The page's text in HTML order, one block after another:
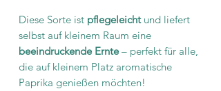
Diese Sorte ist pflegeleicht und liefert
selbst auf kleinem Raum eine
beeindruckende Ernte– perfekt für alle,
die auf kleinem Platz aromatische
Paprika genießen möchten!